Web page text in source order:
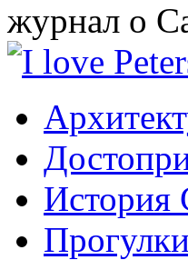
журнал о
История